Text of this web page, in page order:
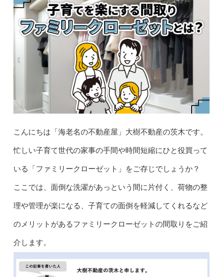
こんにちは「海老名の不動産屋」大樹不動産の茨木です。
忙しい子育て世代の家事の手間や時間短縮にひと役買って
いる「ファミリークローゼット」をご存じでしょうか？
ここでは、面倒な洗濯があっという間に片付く、荷物の整
理や管理が楽になる、子育ての面倒を軽減してくれるなど
のメリットがあるファミリークローゼットの間取りをご紹
介します。